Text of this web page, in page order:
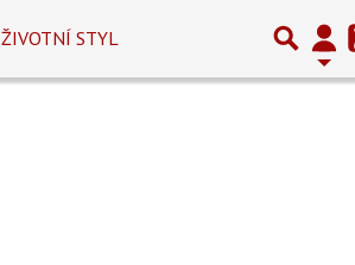
ŽIVOTNÍ STYL